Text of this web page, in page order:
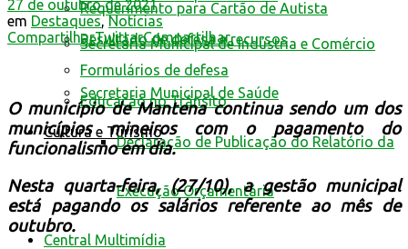
Requerimento para Cartão de Autista
Resultado de defesa e recursos
Formulários de defesa
Educação no Trânsito
Cultura e Turismo
Secretaria Municipal de Indústria e Comércio
Secretaria Municipal de Saúde
Declaração de Publicação do Relatório da
Execução Orçamentária
Central Multimídia
27 de outubro de 2021
em Destaques,Notícias
CompartilharTwittarCompartilhar
O município de Mantena continua sendo um dos
municípios mineiros com o pagamento do
funcionalismo em dia.
Nesta quarta-feira, (27/10), a gestão municipal
está pagando os salários referente ao mês de
outubro.